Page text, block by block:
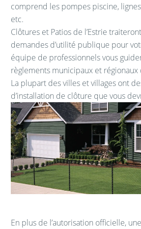
comprend les pompes piscine,
etc.
Clôtures et Patios de l’Estrie
demandes d’utilité publique pour
équipe de professionnels vous
règlements municipaux et régionaux
La plupart des villes et villages ont
d’installation de clôture que vous
En plus de l’autorisation officielle,